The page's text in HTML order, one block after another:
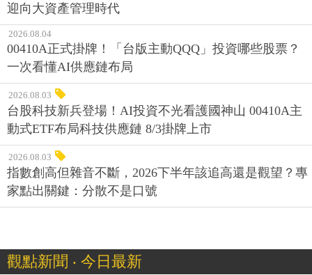
迎向大資產管理時代
2026.08.04
00410A正式掛牌！「台版主動QQQ」投資哪些股票？
一次看懂AI供應鏈布局
2026.08.03
台股科技新兵登場！AI投資不光看護國神山 00410A主
動式ETF布局科技供應鏈 8/3掛牌上市
2026.08.03
指數創高但雜音不斷，2026下半年該追高還是觀望？專
家點出關鍵：分散不是口號
觀點新聞 ‧ 今日最新